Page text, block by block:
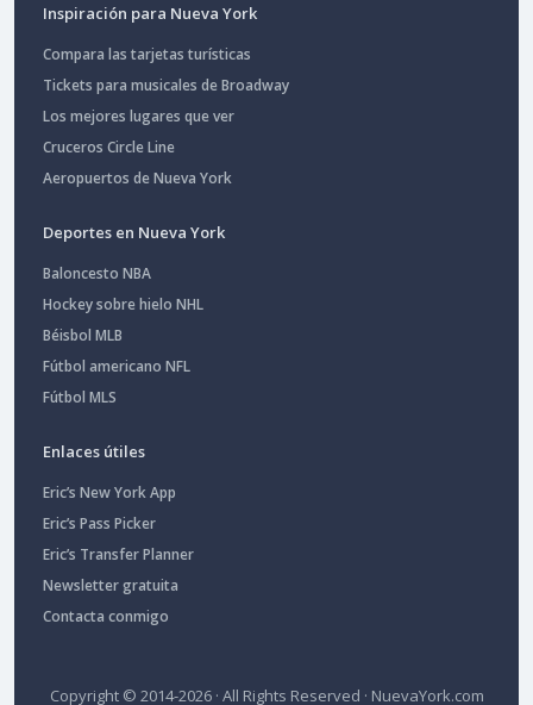
Inspiración para Nueva York
Compara las tarjetas turísticas
Tickets para musicales de Broadway
Los mejores lugares que ver
Cruceros Circle Line
Aeropuertos de Nueva York
Deportes en Nueva York
Baloncesto NBA
Hockey sobre hielo NHL
Béisbol MLB
Fútbol americano NFL
Fútbol MLS
Enlaces útiles
Eric’s New York App
Eric’s Pass Picker
Eric’s Transfer Planner
Newsletter gratuita
Contacta conmigo
Copyright © 2014-2026 · All Rights Reserved · NuevaYork.com